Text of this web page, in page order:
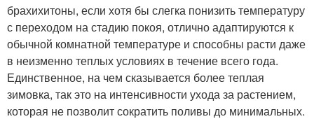
брахихитоны, если хотя бы слегка понизить температуру
с переходом на стадию покоя, отлично адаптируются к
обычной комнатной температуре и способны расти даже
в неизменно теплых условиях в течение всего года.
Единственное, на чем сказывается более теплая
зимовка, так это на интенсивности ухода за растением,
которая не позволит сократить поливы до минимальных.